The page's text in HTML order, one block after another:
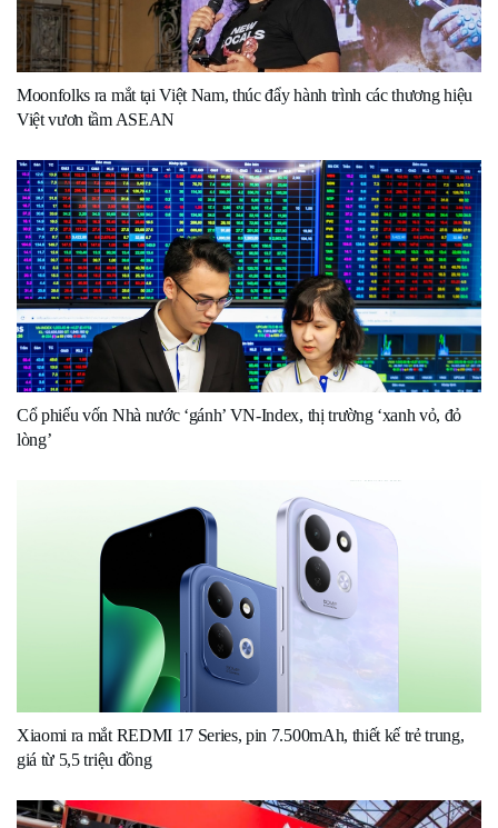
Moonfolks ra mắt tại Việt Nam, thúc đẩy hành trình các thương hiệu
Việt vươn tầm ASEAN
Cổ phiếu vốn Nhà nước ‘gánh’ VN-Index, thị trường ‘xanh vỏ, đỏ
lòng’
Xiaomi ra mắt REDMI 17 Series, pin 7.500mAh, thiết kế trẻ trung,
giá từ 5,5 triệu đồng